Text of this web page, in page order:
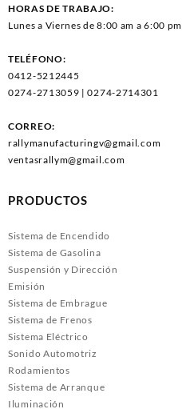
HORAS DE TRABAJO:
Lunes a Viernes de 8:00 am a 6:00 pm
TELÉFONO:
0412-5212445
0274-2713059 | 0274-2714301
CORREO:
rallymanufacturingv@gmail.com
ventasrallym@gmail.com
PRODUCTOS
Sistema de Encendido
Sistema de Gasolina
Suspensión y Dirección
Emisión
Sistema de Embrague
Sistema de Frenos
Sistema Eléctrico
Sonido Automotriz
Rodamientos
Sistema de Arranque
Iluminación